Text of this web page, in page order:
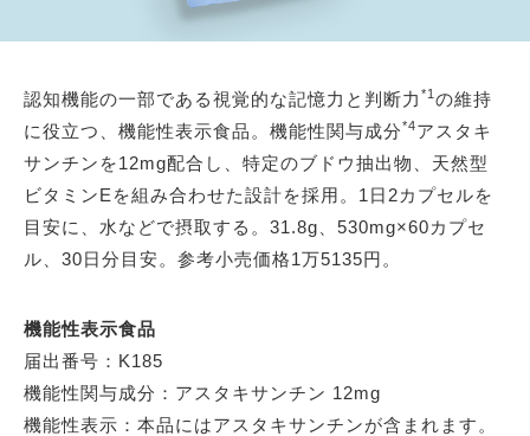
認知機能の一部である視覚的な記憶力と判断力 *1 の維持
に役立つ、機能性表示食品。機能性関与成分*4アスタキ
サンチンを12mg配合し、特定のブドウ抽出物、天然型
ビタミンEを組み合わせた設計を採用。1日2カプセルを
目安に、水などで摂取する。31.8g、530mg×60カプセ
ル、30日分目安。参考小売価格1万5135円。
機能性表示食品
届出番号：K185
機能性関与成分：アスタキサンチン 12mg
機能性表示：本品にはアスタキサンチンが含まれます。